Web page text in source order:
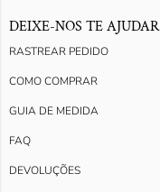
DEIXE-NOS TE AJUDAR
RASTREAR PEDIDO
COMO COMPRAR
GUIA DE MEDIDA
FAQ
DEVOLUÇÕES